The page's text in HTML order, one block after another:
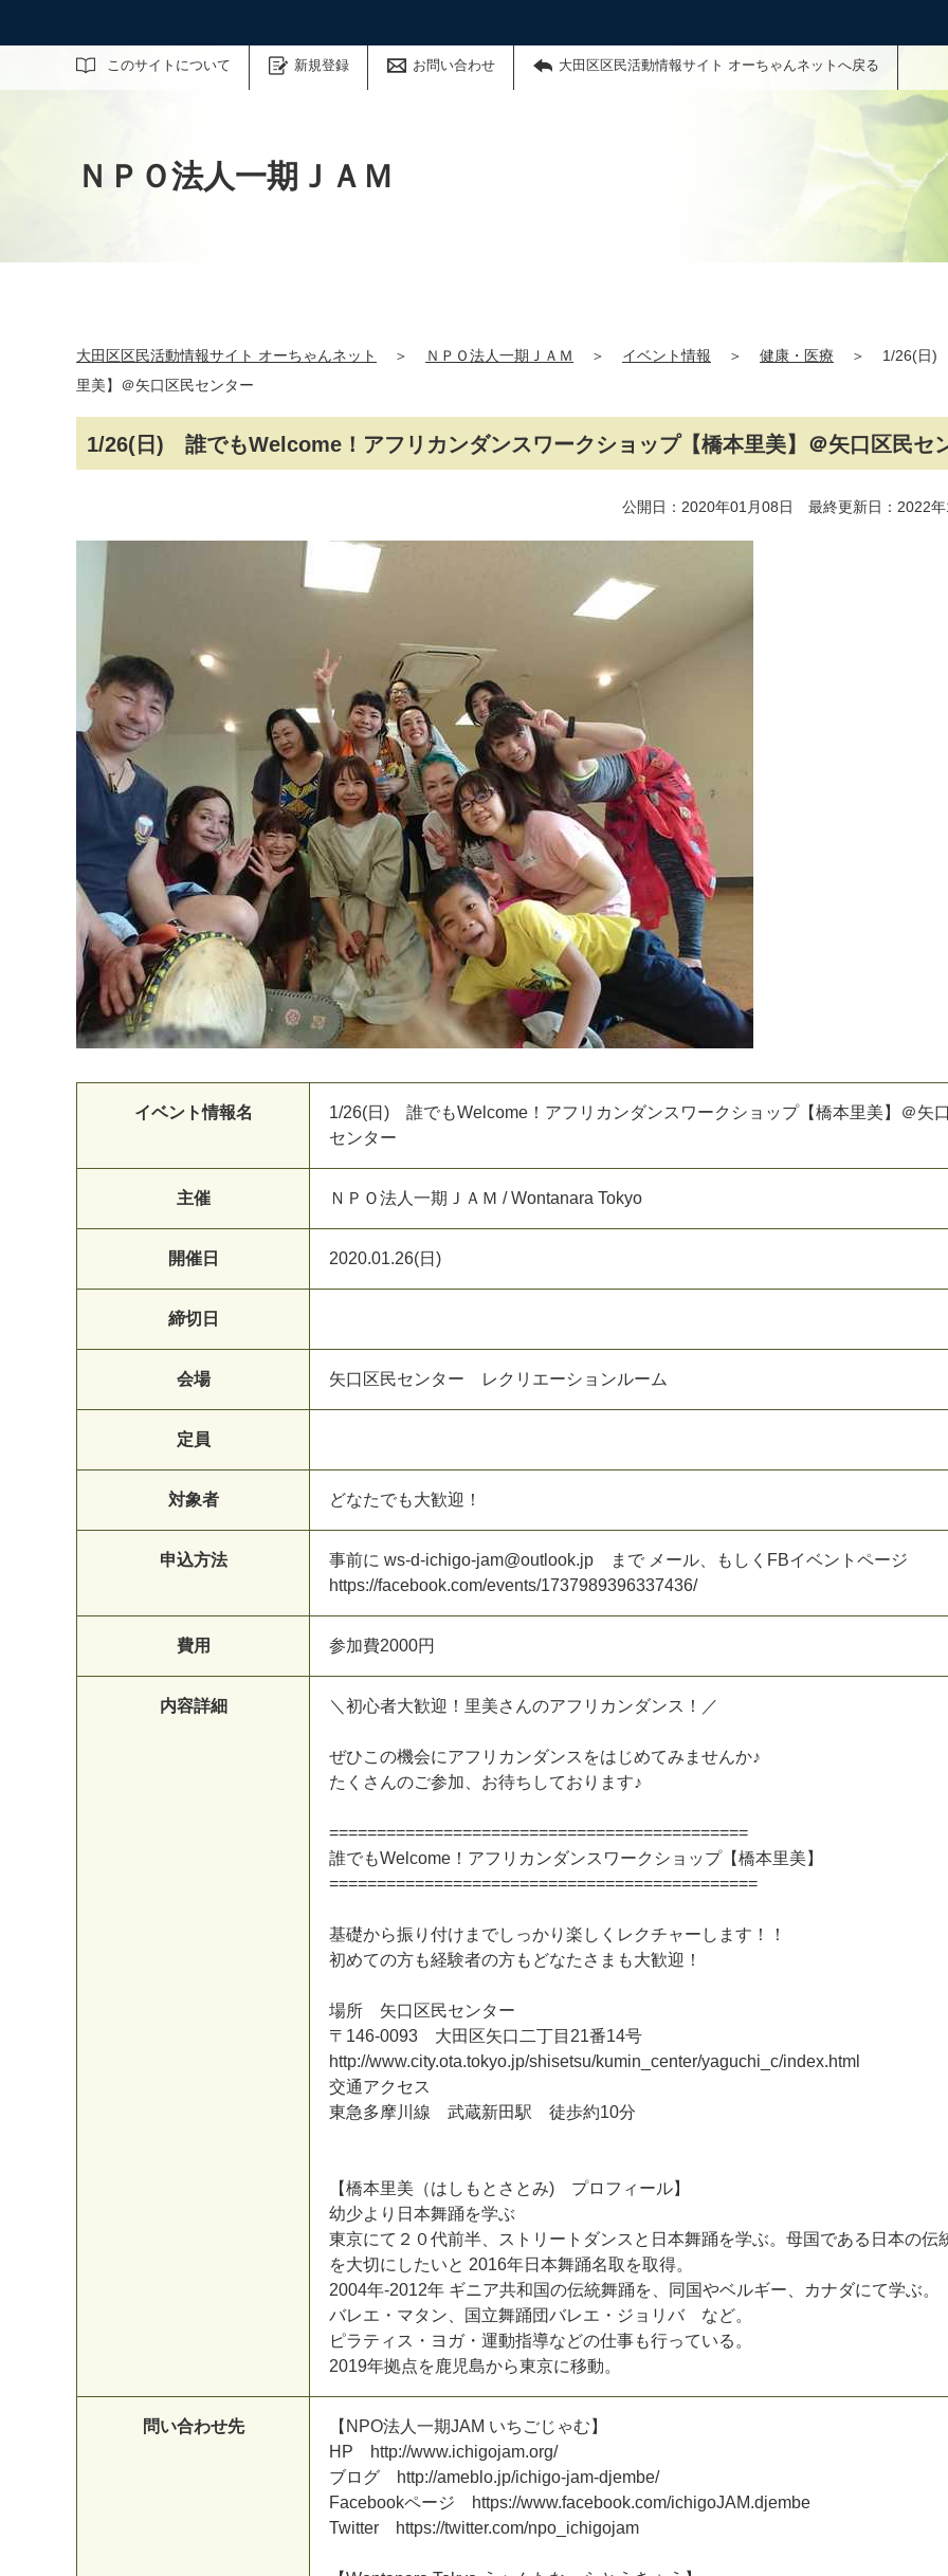
このサイトについて 新規登録 お問い合わせ 大田区区民活動情報サイト オーちゃんネットへ戻る
サイト内検索
ＮＰＯ法人一期ＪＡＭ
大田区区民活動情報サイト オーちゃんネット ＞ ＮＰＯ法人一期ＪＡＭ ＞ イベント情報 ＞ 健康・医療 ＞
1/26(日)
里美】＠矢口区民センター
1/26(日) 誰でもWelcome！アフリカンダンスワークショップ【橋本里美】＠矢口区民セ
公開日：2020年01月08日 最終更新日：2022年
イベント情報名
1/26(日) 誰でもWelcome！アフリカンダンスワークショップ【橋本里美】＠矢
センター
主催 Ｎ Ｐ Ｏ法 人 一期 Ｊ Ａ Ｍ / Wontanara Tokyo
開催日 2020.01.26(日 )
締切日
会場 矢口 区民センター レ ク リ エーシ ョ ンルー ム
定員
対象者 どなたでも大歓迎 ！
申込方法 事前に ws-d-ichigo-jam@outlook.jp ま で メ ール も し く FBイベン ト ページ
https://facebook.com/events/1737989396337436/
費用 参加費2000円
内容詳細 ＼ 初心者大歓迎 ！ 里美さ んのアフ リ カ ンダンス ！ ／
ぜひこ の機会にアフ リ カ ンダンス をは じめてみ ま せんか♪
た く さ んのご参加 お待ち してお り ま す♪
============================================
誰でもWe come ！ アフ リ カ ンダンス ワーク シ ョ ップ【橋本里美 】
=============================================
基礎から振 り 付け ま でし っかり 楽 し く レ クチャー し ま す ！
！
初めての方も経験者の方も どなた さ ま も大歓迎 ！
場所 矢口 区民センター
〒 146-0093 大田 区矢口 二丁目 21番14号
http://www.city.ota.tokyo.jp/shisetsu/kumin center/yaguchi c/index.htm
交通アク セス
東急多摩川 線 武蔵新田駅 徒歩約10分
【橋本里美 （は し も と さ とみ) プロ フ ィ ール】
幼少よ り 日 本舞踊を学ぶ
東京にて ２ ０代前半 ス ト リ ー ト ダンス と 日 本舞踊を学ぶ。 母国 である 日 本の伝
を大切に したいと 2016年日 本舞踊名取 を取得。
2004年-2012年 ギニア共和国の伝統舞踊を 同 国やベルギー カナダにて学ぶ。
バレエ ・ マタ ン 国 立舞踊団バレエ ・ ジ ョ リ バ など。
ピラテ ィ ス ・ ヨ ガ・ 運動指導などの仕事も行っている 。
2019年拠点を鹿児島から東京に移動。
問い合わせ先 【 N PO法 人 一期JAM いち ごじ ゃむ 】
H P http://www.ichigojam.org/
ブロ グ http://ameb o.jp/ichigo-jam-djembe/
Facebookページ https://www.facebook.com/ichigoJAM.djembe
Twitter https://twitter.com/npo ichigojam
マイメディア検索